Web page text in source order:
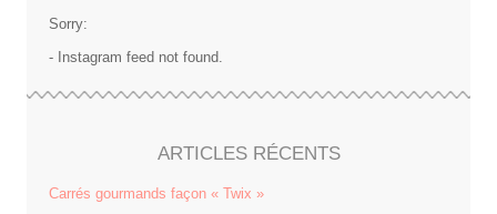
Sorry:
- Instagram feed not found.
ARTICLES RÉCENTS
Carrés gourmands façon « Twix »